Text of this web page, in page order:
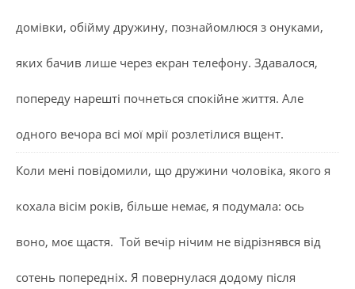
домівки, обійму дружину, познайомлюся з онуками,
яких бачив лише через екран телефону. Здавалося,
попереду нарешті почнеться спокійне життя. Але
одного вечора всі мої мрії розлетілися вщент.
Коли мені повідомили, що дружини чоловіка, якого я
кохала вісім років, більше немає, я подумала: ось
воно, моє щастя. Той вечір нічим не відрізнявся від
сотень попередніх. Я повернулася додому після